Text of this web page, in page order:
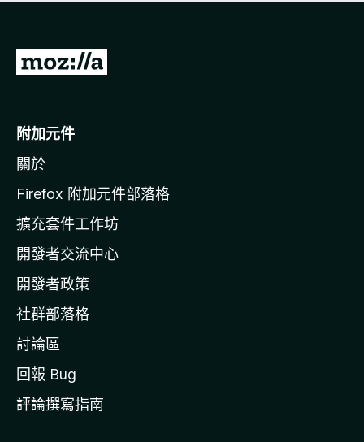
有
前
o
i
l
a
官
網
附加元件
關於
Firefox 附加元件部落格
擴充套件工作坊
開發者交流中心
開發者政策
社群部落格
討論區
回報 Bug
評論撰寫指南